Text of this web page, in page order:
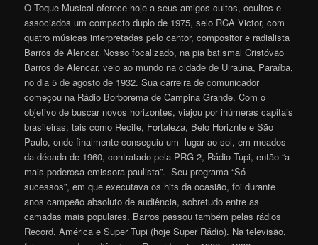
O Toque Musical oferece hoje a seus amigos cultos, ocultos e
associados um compacto duplo de 1975, selo RCA Victor, com
quatro músicas interpretadas pelo cantor, compositor e radialista
Barros de Alencar. Nosso focalizado, na pia batismal Cristóvão
Barros de Alencar, veio ao mundo na cidade de Uiraúna, Paraíba,
no dia 5 de agosto de 1932. Sua carreira de comunicador
começou na Rádio Borborema de Campina Grande. Com o
objetivo de buscar novos horizontes, viajou por inúmeras capitais
brasileiras, tais como Recife, Fortaleza, Belo Horiznte e São
Paulo, onde finalmente conseguiu um lugar ao sol, em meados
da década de 1960, contratado pela PRG-2, Rádio Tupi, então “a
mais poderosa emissora paulista”. Seu programa “Só
sucessos”, em que executava os hits da ocasião, foi durante
anos campeão absoluto de audiência, sobretudo entre as
camadas mais populares. Barros passou também pelas rádios
Record, América e Super Tupi (hoje Super Rádio). Na televisão,